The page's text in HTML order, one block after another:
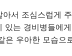
서 조심스럽게
있는 경비병들에
은 우아한 모습